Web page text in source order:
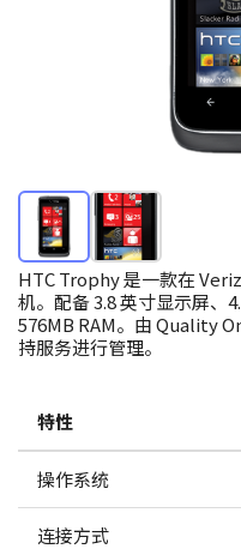
HTC Trophy 是一款在
机。配备 3.8 英寸显示屏、
576MB RAM。由 Quality
持服务进行管理。
特性
操作系统
连接方式